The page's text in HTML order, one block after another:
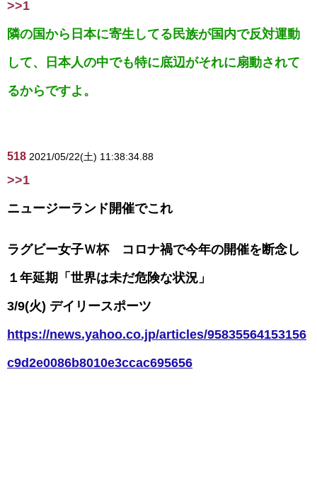
>>1
隣の国から日本に寄生してる民族が国内で反対運動
して、日本人の中でも特に底辺がそれに扇動されて
るからですよ。
518 2021/05/22(土) 11:38:34.88
>>1
ニュージーランド開催でこれ
ラグビー女子Ｗ杯 コロナ禍で今年の開催を断念し
１年延期「世界は未だ危険な状況」
3/9(火) デイリースポーツ
https://news.yahoo.co.jp/articles/95835564153156
c9d2e0086b8010e3ccac695656